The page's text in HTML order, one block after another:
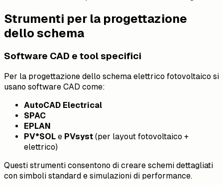
Strumenti per la progettazione
dello schema
Software CAD e tool specifici
Per la progettazione dello schema elettrico fotovoltaico si
usano software CAD come:
AutoCAD Electrical
SPAC
EPLAN
PV*SOL e PVsyst (per layout fotovoltaico +
elettrico)
Questi strumenti consentono di creare schemi dettagliati
con simboli standard e simulazioni di performance.